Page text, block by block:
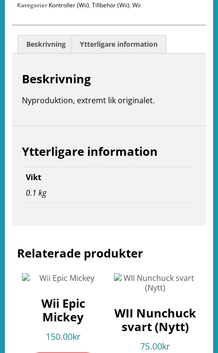
Relaterade produkter
Wii Epic
Mickey
150.00kr
WII Nunchuck
svart (Nytt)
75.00kr
Kategorier Kontroller (Wii), Tillbehör (Wii), Wii
Beskrivning Ytterligare information
Beskrivning
Nyproduktion, extremt lik originalet.
Ytterligare information
Vikt
0.1 kg